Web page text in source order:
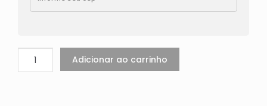
Adicionar ao carrinho